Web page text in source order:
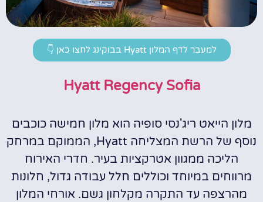
Hyatt Regency Sofia
מלון הייאט ריג'נסי סופיה הוא מלון חמישה כוכבים
נוסף של הרשת המצליחה Hyatt, הממוקם במרחק
הליכה ממגוון אטרקציות בעיר. חדרי האירוח
מרווחים במיוחד וכוללים חלל עבודה גדול, חלונות
מהרצפה עד התקרה מקלחון גשם. אורחי המלון
למעבר לדף המלון Hyatt בבוקינג לחצו כאן 👇